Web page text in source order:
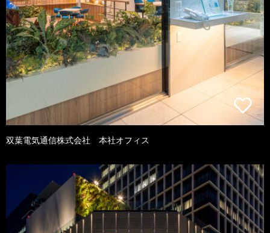
双葉電気通信株式会社 本社オフィス